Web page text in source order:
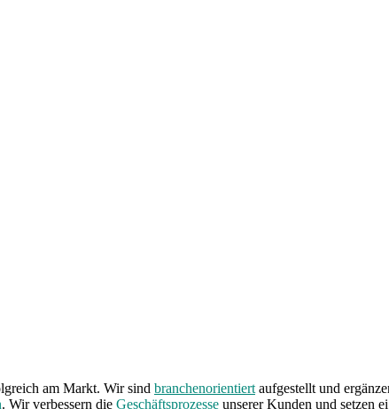
am Markt. Wir sind branchenorientiertaufgestellt und
. Wir verbessern die Geschäftsprozesse unserer Kunden und setzen